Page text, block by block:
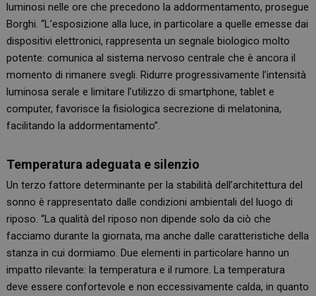
luminosi nelle ore che precedono la addormentamento, prosegue
Borghi. “L’esposizione alla luce, in particolare a quelle emesse dai
dispositivi elettronici, rappresenta un segnale biologico molto
potente: comunica al sistema nervoso centrale che è ancora il
momento di rimanere svegli. Ridurre progressivamente l’intensità
luminosa serale e limitare l’utilizzo di smartphone, tablet e
computer, favorisce la fisiologica secrezione di melatonina,
facilitando la addormentamento”.
Temperatura adeguata e silenzio
Un terzo fattore determinante per la stabilità dell’architettura del
sonno è rappresentato dalle condizioni ambientali del luogo di
riposo. “La qualità del riposo non dipende solo da ciò che
facciamo durante la giornata, ma anche dalle caratteristiche della
stanza in cui dormiamo. Due elementi in particolare hanno un
impatto rilevante: la temperatura e il rumore. La temperatura
deve essere confortevole e non eccessivamente calda, in quanto